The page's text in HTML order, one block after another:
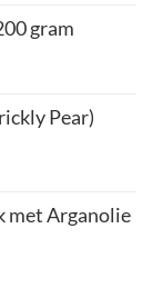
gram
Pear)
met Arganolie